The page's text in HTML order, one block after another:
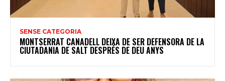
SENSE CATEGORIA
MONTSERRAT CANADELL DEIXA DE SER DEFENSORA DE LA
CIUTADANIA DE SALT DESPRÉS DE DEU ANYS